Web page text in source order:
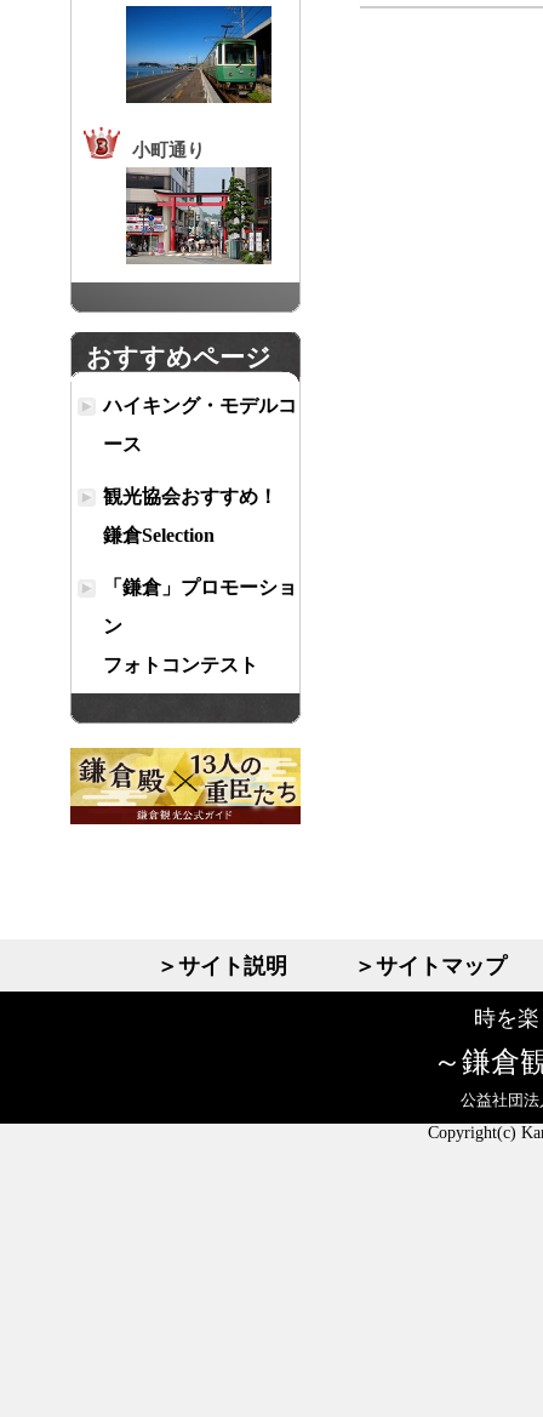
倉高校前駅）
小町通り
おすすめページ
ハイキング・モデルコ
ース
観光協会おすすめ！
鎌倉Selection
「鎌倉」プロモーショ
ン
フォトコンテスト
＞サイト説明 ＞サイトマップ
時を
鎌倉
公益社団
Copyright(c)